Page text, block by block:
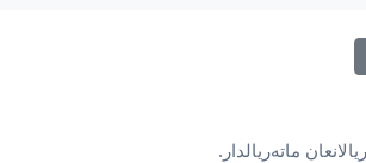
ماتەريالدار.